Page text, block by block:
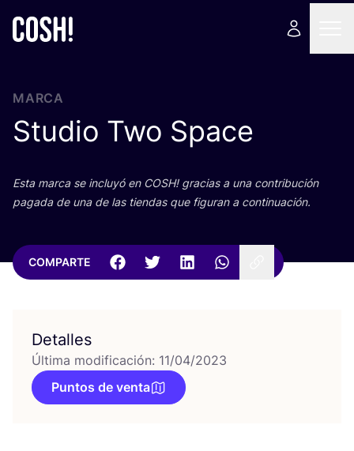
MARCA
Studio Two Space
Esta mar­ca se inclu­yó en COSH! gra­cias a una con­tri­bu­ción
paga­da de una de las tien­das que figu­ran a continuación.
COMPARTE
Detalles
Última modificación: 11/04/2023
Puntos de venta